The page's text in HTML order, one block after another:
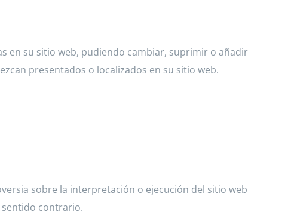
en su sitio web, pudiendo cambiar, suprimir o añadir
presentados o localizados en su sitio web.
sobre la interpretación o ejecución del sitio web
sentido contrario.